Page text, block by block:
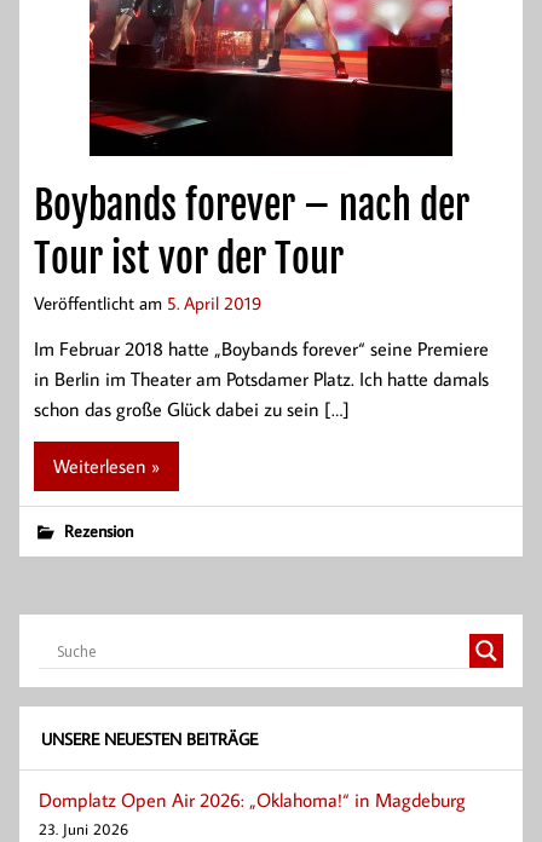
Boybands forever – nach der
Tour ist vor der Tour
Veröffentlicht am 5. April 2019
Im Februar 2018 hatte „Boybands forever“ seine Premiere
in Berlin im Theater am Potsdamer Platz. Ich hatte damals
schon das große Glück dabei zu sein […]
Weiterlesen »
Rezension
UNSERE NEUESTEN BEITRÄGE
Domplatz Open Air 2026: „Oklahoma!“ in Magdeburg
23. Juni 2026